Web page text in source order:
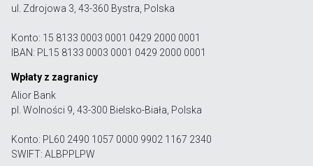
ul. Zdrojowa 3, 43-360 Bystra, Polska
Konto: 15 8133 0003 0001 0429 2000 0001
IBAN: PL15 8133 0003 0001 0429 2000 0001
Wpłaty z zagranicy
Alior Bank
pl. Wolności 9, 43-300 Bielsko-Biała, Polska
Konto: PL60 2490 1057 0000 9902 1167 2340
SWIFT: ALBPPLPW